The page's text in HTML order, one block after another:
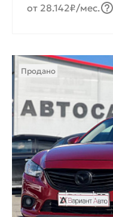
от 28.142₽/мес.
Продано